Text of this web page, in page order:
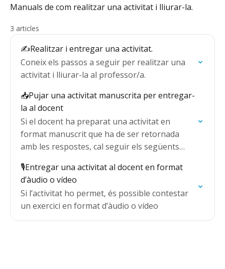
Manuals de com realitzar una activitat i lliurar-la.
3 articles
✍️Realitzar i entregar una activitat.
Coneix els passos a seguir per realitzar una
activitat i lliurar-la al professor/a.
📥Pujar una activitat manuscrita per entregar-
la al docent
Si el docent ha preparat una activitat en
format manuscrit que ha de ser retornada
amb les respostes, cal seguir els següents
🎙️Entregar una activitat al docent en format
d’àudio o vídeo
Si l’activitat ho permet, és possible contestar
un exercici en format d’àudio o vídeo